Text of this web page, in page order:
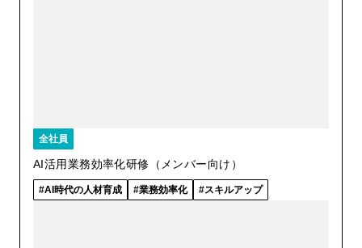
全社員
AI活用業務効率化研修（メンバー向け）
AI時代の人材育成 業務効率化 スキルアップ